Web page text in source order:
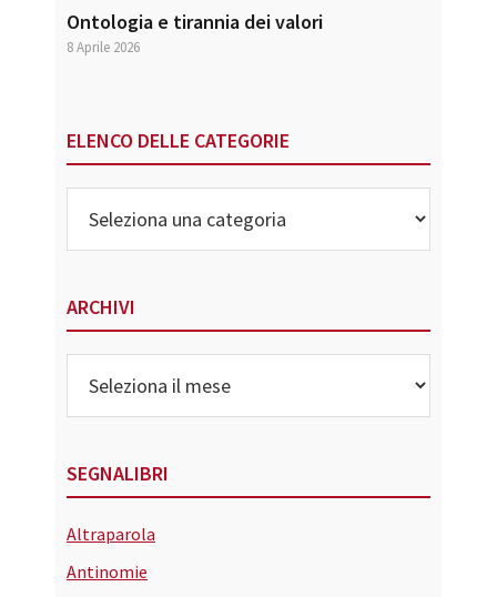
Ontologia e tirannia dei valori
8 Aprile 2026
ELENCO DELLE CATEGORIE
delle
Categorie
ARCHIVI
SEGNALIBRI
Altraparola
Antinomie